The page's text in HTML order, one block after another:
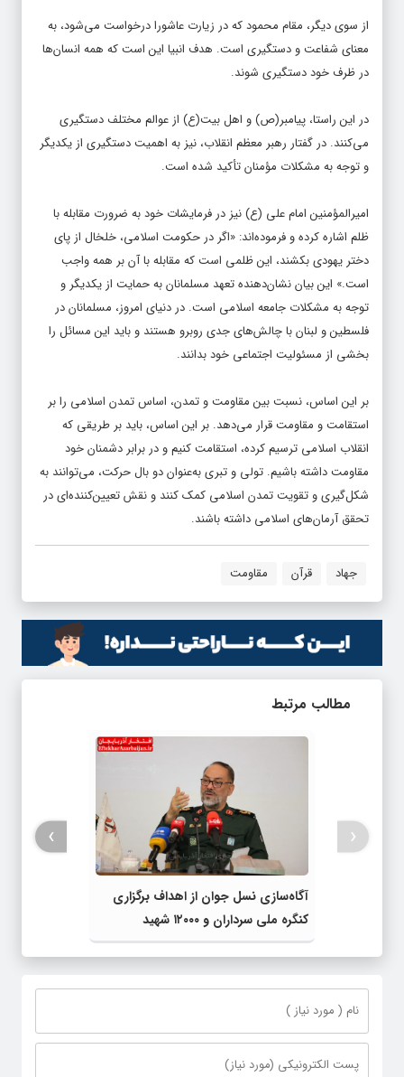
از سوی دیگر، مقام محمود که در زیارت عاشورا درخواست می‌شود، به
معنای شفاعت و دستگیری است. هدف انبیا این است که همه انسان‌ها
در ظرف خود دستگیری شوند.
در این راستا، پیامبر(ص) و اهل بیت(ع) از عوالم مختلف دستگیری
می‌کنند. در گفتار رهبر معظم انقلاب، نیز به اهمیت دستگیری از یکدیگر
و توجه به مشکلات مؤمنان تأکید شده است.
امیرالمؤمنین امام علی (ع) نیز در فرمایشات خود به ضرورت مقابله با
ظلم اشاره کرده و فرموده‌اند: «اگر در حکومت اسلامی، خلخال از پای
دختر یهودی بکشند، این ظلمی است که مقابله با آن بر همه واجب
است.» این بیان نشان‌دهنده تعهد مسلمانان به حمایت از یکدیگر و
توجه به مشکلات جامعه اسلامی است. در دنیای امروز، مسلمانان در
فلسطین و لبنان با چالش‌های جدی روبرو هستند و باید این مسائل را
بخشی از مسئولیت اجتماعی خود بدانند.
بر این اساس، نسبت بین مقاومت و تمدن، اساس تمدن اسلامی را بر
استقامت و مقاومت قرار می‌دهد. بر این اساس، باید بر طریقی که
انقلاب اسلامی ترسیم کرده، استقامت کنیم و در برابر دشمنان خود
مقاومت داشته باشیم. تولی و تبری به‌عنوان دو بال حرکت، می‌توانند به
شکل‌گیری و تقویت تمدن اسلامی کمک کنند و نقش تعیین‌کننده‌ای در
تحقق آرمان‌های اسلامی داشته باشند.
جهاد قرآن مقاومت
مطالب مرتبط
آگاه‌سازی نسل جوان از اهداف برگزاری
کنگره ملی سرداران و ۱۲۰۰۰ شهید
آذربایجان غربی
‹
›